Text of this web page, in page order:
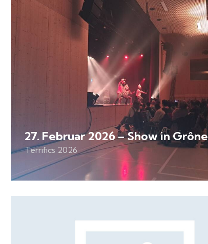
27. Februar 2026 – Show in Grône
Terrifics 2026